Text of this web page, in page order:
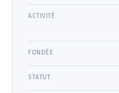
ACTIVITÉ
FONDÉE
STATUT